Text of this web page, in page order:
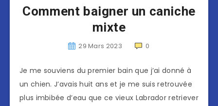
Comment baigner un caniche
mixte
29 Mars 2023 0
Je me souviens du premier bain que j’ai donné à
un chien. J’avais huit ans et je me suis retrouvée
plus imbibée d’eau que ce vieux Labrador retriever